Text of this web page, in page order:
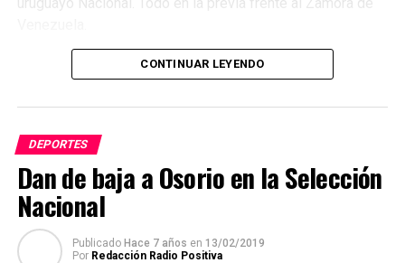
CONTINUAR LEYENDO
DEPORTES
Dan de baja a Osorio en la Selección
Nacional
Publicado Hace 7 años en 13/02/2019
Por Redacción Radio Positiva